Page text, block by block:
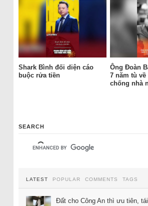
Shark Bình đối diện cáo
buộc rửa tiền
Ông Đoàn
7 năm tù
chống nhà
SEARCH
LATEST POPULAR COMMENTS TAGS
Đất cho Công An thì ưu tiên,